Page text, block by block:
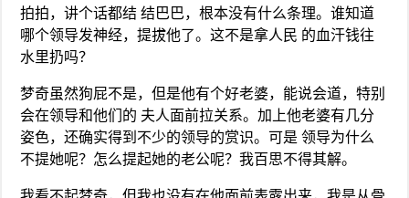
拍拍，讲个话都结 结巴巴，根本没有什么条理。谁知道
哪个领导发神经，提拔他了。这不是拿人民 的血汗钱往
水里扔吗？
梦奇虽然狗屁不是，但是他有个好老婆，能说会道，特别
会在领导和他们的 夫人面前拉关系。加上他老婆有几分
姿色，还确实得到不少的领导的赏识。可是 领导为什么
不提她呢？怎么提起她的老公呢？我百思不得其解。